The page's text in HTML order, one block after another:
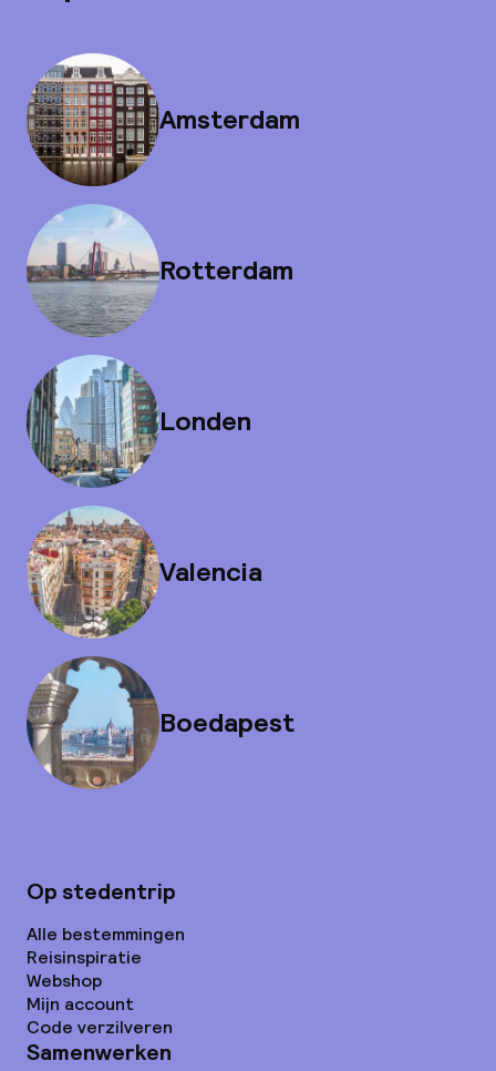
Amsterdam
Rotterdam
Londen
Valencia
Boedapest
Op stedentrip
Alle bestemmingen
Reisinspiratie
Webshop
Mijn account
Code verzilveren
Samenwerken